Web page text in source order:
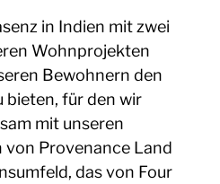
in Indien mit zwei
Wohnprojekten
Bewohnern den
bieten, für den wir
mit unseren
Provenance Land
das von Four